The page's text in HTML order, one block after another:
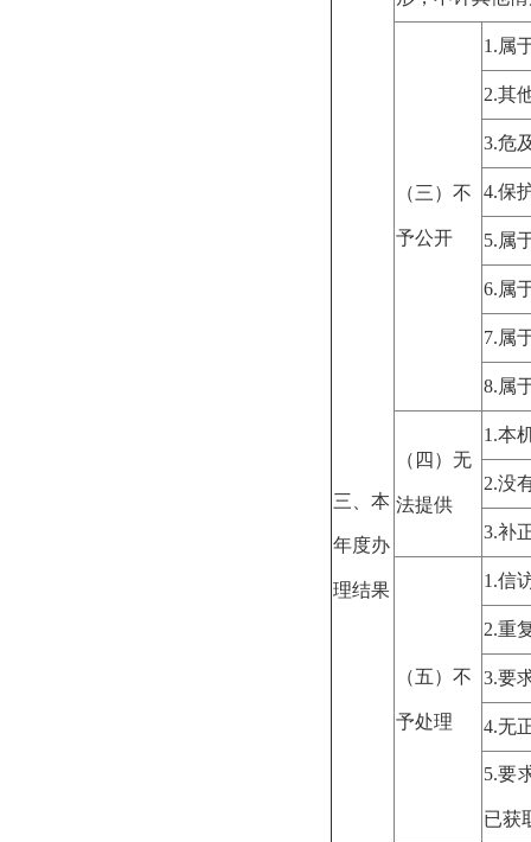
三、本
年度办
理结果
（三）不
予公开
1.属
2.其
3.危
4.保
5.属
6.属
7.属
8.属
（四）无
法提供
1.本
2.没
3.补
（五）不
予处理
1.信
2.重
3.要
4.无
5.要
已获